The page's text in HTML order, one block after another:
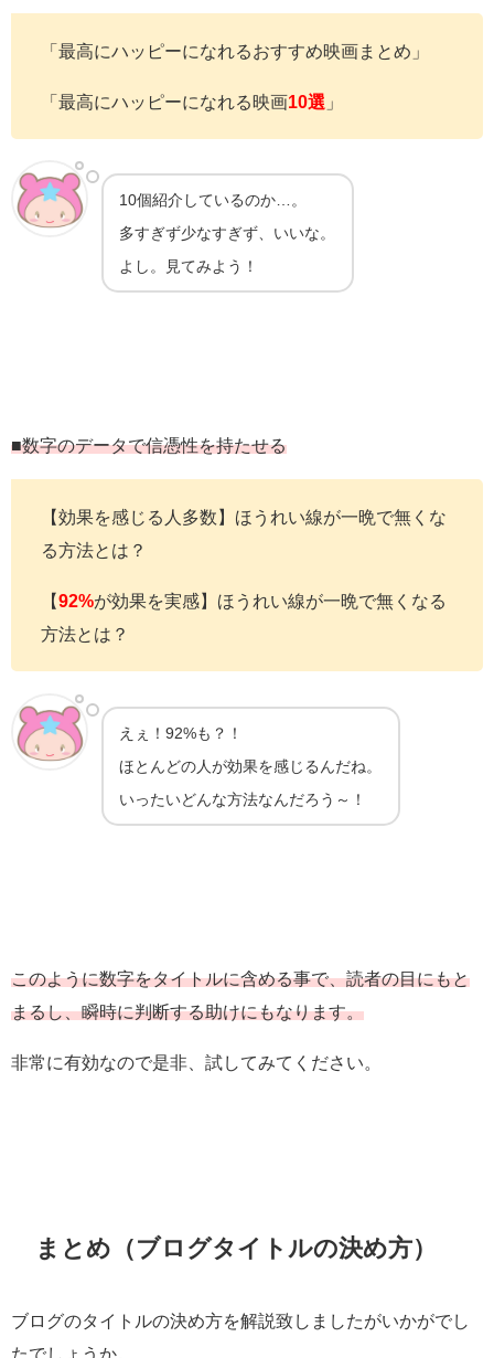
「最高にハッピーになれるおすすめ映画まとめ」
「最高にハッピーになれる映画10選 」
10個紹介しているのか…。
多すぎず少なすぎず、いいな。
よし。見てみよう！
■数字のデータで信憑性を持たせる
【効果を感じる人多数】ほうれい線が一晩で無くな
る方法とは？
【92%が効果を実感】ほうれい線が一晩で無くなる
方法とは？
えぇ！92%も？！
ほとんどの人が効果を感じるんだね。
いったいどんな方法なんだろう～！
このように数字をタイトルに含める事で、読者の目にもと
まるし、瞬時に判断する助けにもなります。
非常に有効なので是非、試してみてください。
まとめ（ブログタイトルの決め方）
ブログのタイトルの決め方を解説致しましたがいかがでし
たでしょうか。